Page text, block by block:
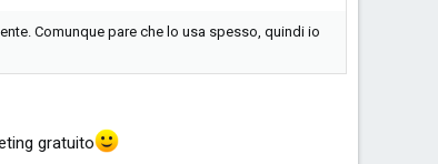
Comunque pare che lo usa spesso, quindi io
gratuito